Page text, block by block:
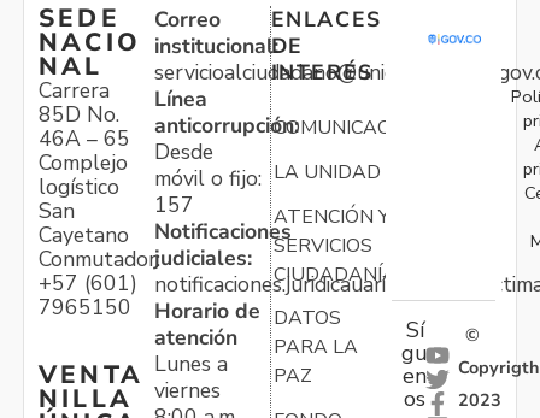
SEDE
NACIO
NAL
Carrera
85D No.
46A – 65
Complejo
logístico
San
Cayetano
Conmutador:
+57 (601)
7965150
VENTA
NILLA
Correo
institucional:
Línea
anticorrupción:
Desde
móvil o fijo:
157
Notificaciones
judiciales:
Horario de
atención
Lunes a
viernes
ENLACES
DE
INTERÉS
COMUNICACIONES
LA UNIDAD
ATENCIÓN Y
SERVICIOS
CIUDADANÍA
DATOS
PARA LA
PAZ
Sí
gu
en
os
©
Copyrigth
2023